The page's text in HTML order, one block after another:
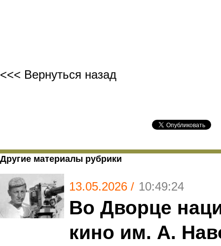
<<< Вернуться назад
Другие материалы рубрики
13.05.2026 / 10:49:24
Во Дворце
кино им. А.